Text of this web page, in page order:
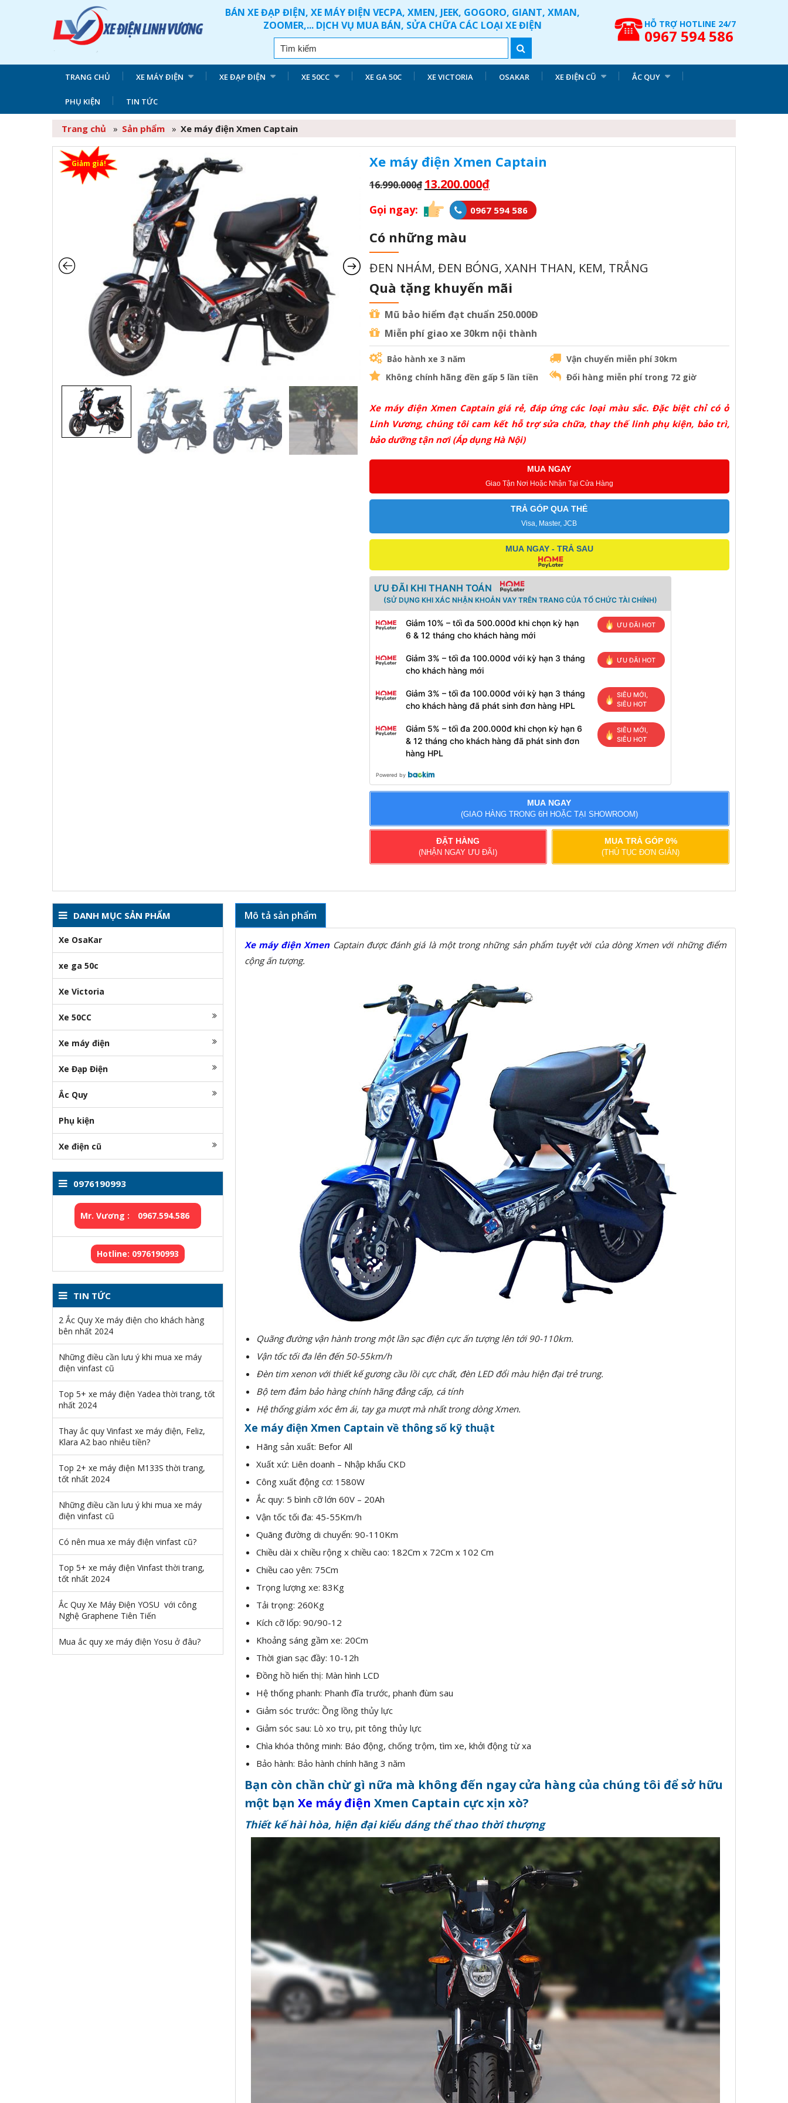
BÁN XE ĐẠP ĐIỆN, XE MÁY ĐIỆN VECPA, XMEN, JEEK, GOGORO, GIANT, XMAN,
ZOOMER,... DỊCH VỤ MUA BÁN, SỬA CHỮA CÁC LOẠI XE ĐIỆN
HỖ TRỢ HOTLINE 24/7
0967 594 586
TRANG CHỦ XE MÁY ĐIỆN XE ĐẠP ĐIỆN XE 50CC XE GA 50C XE VICTORIA OSAKAR XE ĐIỆN CŨ ẮC QUY
PHỤ KIỆN TIN TỨC
Trang chủ » Sản phẩm » Xe máy điện Xmen Captain
Giảm giá! Xe máy điện Xmen Captain
16.990.000₫ 13.200.000₫
Gọi ngay: 0967 594 586
Có những màu
ĐEN NHÁM, ĐEN BÓNG, XANH THAN, KEM, TRẮNG
Quà tặng khuyến mãi
Mũ bảo hiểm đạt chuẩn 250.000Đ
Miễn phí giao xe 30km nội thành
Bảo hành xe 3 năm
Vận chuyển miễn phí 30km
Không chính hãng đền gấp 5 lần tiền
Đổi hàng miễn phí trong 72 giờ
Xe máy điện Xmen Captain giá rẻ, đáp ứng các loại màu sắc. Đặc biệt chỉ có ở
Linh Vương, chúng tôi cam kết hỗ trợ sửa chữa, thay thế linh phụ kiện, bảo trì,
bảo dưỡng tận nơi (Áp dụng Hà Nội)
MUA NGAY
Giao Tận Nơi Hoặc Nhận Tại Cửa Hàng
TRẢ GÓP QUA THẺ
Visa, Master, JCB
MUA NGAY - TRẢ SAU
ƯU ĐÃI KHI THANH TOÁN
(SỬ DỤNG KHI XÁC NHẬN KHOẢN VAY TRÊN TRANG CỦA TỔ CHỨC TÀI CHÍNH)
Giảm 10% – tối đa 500.000đ khi chọn kỳ hạn
6 & 12 tháng cho khách hàng mới
ƯU ĐÃI HOT
Giảm 3% – tối đa 100.000đ với kỳ hạn 3 tháng
cho khách hàng mới
ƯU ĐÃI HOT
Giảm 3% – tối đa 100.000đ với kỳ hạn 3 tháng
cho khách hàng đã phát sinh đơn hàng HPL
SIÊU MỚI,
SIÊU HOT
Giảm 5% – tối đa 200.000đ khi chọn kỳ hạn 6
& 12 tháng cho khách hàng đã phát sinh đơn
hàng HPL
SIÊU MỚI,
SIÊU HOT
Powered by
MUA NGAY
(GIAO HÀNG TRONG 6H HOẶC TẠI SHOWROOM)
ĐẶT HÀNG
(NHẬN NGAY ƯU ĐÃI)
MUA TRẢ GÓP 0%
(THỦ TỤC ĐƠN GIẢN)
Mô tả sản phẩm
Xe máy điện XmenCaptain được đánh giá là một trong những sản phẩm tuyệt vời của dòng Xmen với những điểm
cộng ấn tượng.
Quãng đường vận hành trong một lần sạc điện cực ấn tượng lên tới 90-110km.
Vận tốc tối đa lên đến 50-55km/h
Đèn tim xenon với thiết kế gương cầu lồi cực chất, đèn LED đổi màu hiện đại trẻ trung.
Bộ tem đảm bảo hàng chính hãng đẳng cấp, cá tính
Hệ thống giảm xóc êm ái, tay ga mượt mà nhất trong dòng Xmen.
Xe máy điện Xmen Captain về thông số kỹ thuật
Hãng sản xuất: Befor All
Xuất xứ: Liên doanh – Nhập khẩu CKD
Công xuất động cơ: 1580W
Ắc quy: 5 bình cỡ lớn 60V – 20Ah
Vận tốc tối đa: 45-55Km/h
Quãng đường di chuyển: 90-110Km
Chiều dài x chiều rộng x chiều cao: 182Cm x 72Cm x 102 Cm
Chiều cao yên: 75Cm
Trọng lượng xe: 83Kg
Tải trọng: 260Kg
Kích cỡ lốp: 90/90-12
Khoảng sáng gầm xe: 20Cm
Thời gian sạc đầy: 10-12h
Đồng hồ hiển thị: Màn hình LCD
Hệ thống phanh: Phanh đĩa trước, phanh đùm sau
Giảm sóc trước: Ồng lồng thủy lực
Giảm sóc sau: Lò xo trụ, pit tông thủy lực
Chìa khóa thông minh: Báo động, chống trộm, tìm xe, khởi động từ xa
Bảo hành: Bảo hành chính hãng 3 năm
Bạn còn chần chừ gì nữa mà không đến ngay cửa hàng của chúng tôi để sở hữu
một bạn Xe máy điện Xmen Captain cực xịn xò?
Thiết kế hài hòa, hiện đại kiểu dáng thể thao thời thượng
DANH MỤC SẢN PHẨM
Xe OsaKar
xe ga 50c
Xe Victoria
Xe 50CC
Xe máy điện
Xe Đạp Điện
Ắc Quy
Phụ kiện
Xe điện cũ
0976190993
Mr. Vương : 0967.594.586
Hotline: 0976190993
TIN TỨC
2 Ắc Quy Xe máy điện cho khách hàng
bên nhất 2024
Những điều cần lưu ý khi mua xe máy
điện vinfast cũ
Top 5+ xe máy điện Yadea thời trang, tốt
nhất 2024
Thay ắc quy Vinfast xe máy điện, Feliz,
Klara A2 bao nhiêu tiền?
Top 2+ xe máy điện M133S thời trang,
tốt nhất 2024
Những điều cần lưu ý khi mua xe máy
điện vinfast cũ
Có nên mua xe máy điện vinfast cũ?
Top 5+ xe máy điện Vinfast thời trang,
tốt nhất 2024
Ắc Quy Xe Máy Điện YOSU với công
Nghệ Graphene Tiên Tiến
Mua ắc quy xe máy điện Yosu ở đâu?